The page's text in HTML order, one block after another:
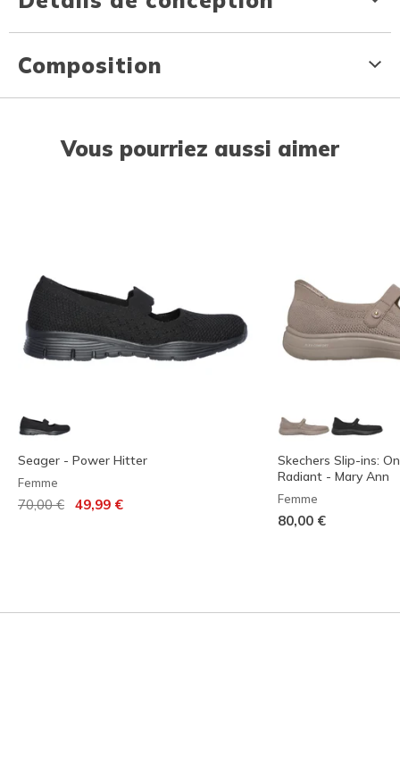
Composition
Vous pourriez aussi aimer
Seager - Power Hitter
Femme
Prix réduit de
70,00 € 49,99 €
Skechers Slip-ins:
Radiant - Mary Ann
Femme
80,00 €